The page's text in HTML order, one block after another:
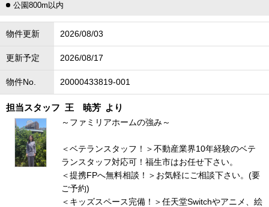
公園800m以内
物件更新 2026/08/03
更新予定 2026/08/17
物件No. 20000433819-001
担当スタッフ 王 暁芳 より
～ファミリアホームの強み～
＜ベテランスタッフ！＞不動産業界10年経験のベテ
ランスタッフ対応可！福生市はお任せ下さい。
＜提携FPへ無料相談！＞お気軽にご相談下さい。(要
ご予約)
＜キッズスペース完備！＞任天堂Switchやアニメ、絵